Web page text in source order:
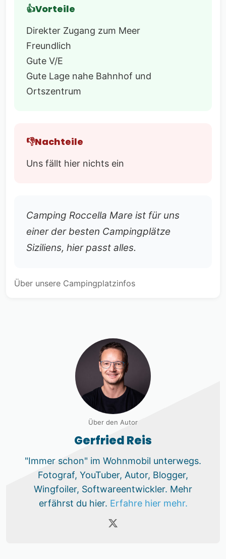
Vorteile
Direkter Zugang zum Meer
Freundlich
Gute V/E
Gute Lage nahe Bahnhof und
Ortszentrum
Nachteile
Uns fällt hier nichts ein
Camping Roccella Mare ist für uns
einer der besten Campingplätze
Siziliens, hier passt alles.
Über unsere Campingplatzinfos
Über den Autor
Gerfried Reis
"Immer schon" im Wohnmobil unterwegs.
Fotograf, YouTuber, Autor, Blogger,
Wingfoiler, Softwareentwickler. Mehr
erfährst du hier. Erfahre hier mehr.